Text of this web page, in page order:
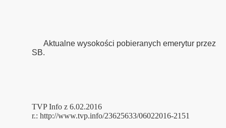
Aktualne wysokości pobieranych emerytur przez
SB.
TVP Info z 6.02.2016
r.: http://www.tvp.info/23625633/06022016-2151